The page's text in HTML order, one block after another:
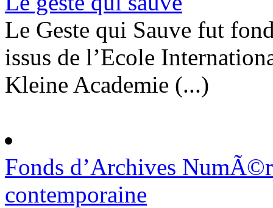
Le Geste qui Sauve fut
issus de l’Ecole
Kleine Academie (...)
Fonds d’Archives
contemporaine